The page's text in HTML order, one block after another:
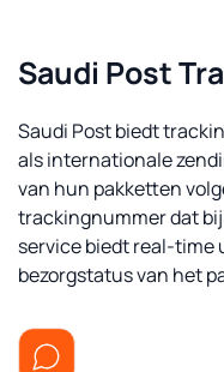
Saudi Post
Saudi Post biedt
als internationale
van hun pakketten
trackingnummer dat
service biedt real-time
bezorgstatus van het